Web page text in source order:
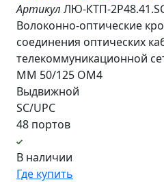
Артикул ЛЮ-КТП-
Волоконно-оптические
соединения оптических
телекоммуникационной
MM 50/125 OM4
Выдвижной
SC/UPC
48 портов
В наличии
Где купить